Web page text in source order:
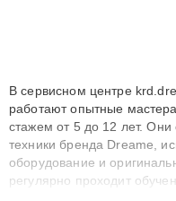
В сервисном центре
работают опытные
стажем от 5 до 12 лет.
техники бренда Dreame,
оборудование и
регулярно проходит